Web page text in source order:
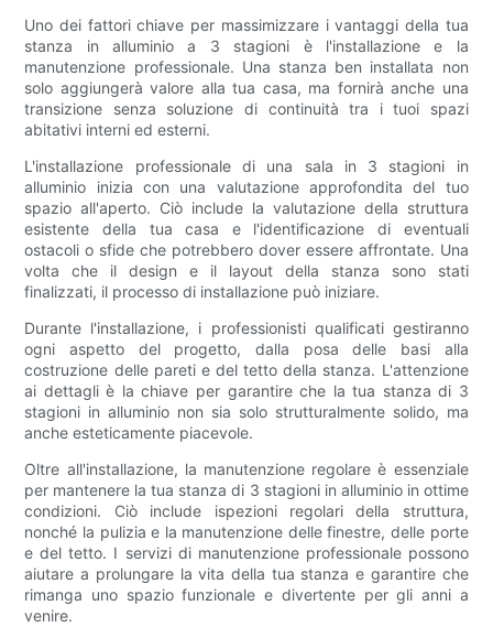
Uno dei fattori chiave per massimizzare i vantaggi della tua
stanza in alluminio a 3 stagioni è l'installazione e la
manutenzione professionale. Una stanza ben installata non
solo aggiungerà valore alla tua casa, ma fornirà anche una
transizione senza soluzione di continuità tra i tuoi spazi
abitativi interni ed esterni.
L'installazione professionale di una sala in 3 stagioni in
alluminio inizia con una valutazione approfondita del tuo
spazio all'aperto. Ciò include la valutazione della struttura
esistente della tua casa e l'identificazione di eventuali
ostacoli o sfide che potrebbero dover essere affrontate. Una
volta che il design e il layout della stanza sono stati
finalizzati, il processo di installazione può iniziare.
Durante l'installazione, i professionisti qualificati gestiranno
ogni aspetto del progetto, dalla posa delle basi alla
costruzione delle pareti e del tetto della stanza. L'attenzione
ai dettagli è la chiave per garantire che la tua stanza di 3
stagioni in alluminio non sia solo strutturalmente solido, ma
anche esteticamente piacevole.
Oltre all'installazione, la manutenzione regolare è essenziale
per mantenere la tua stanza di 3 stagioni in alluminio in ottime
condizioni. Ciò include ispezioni regolari della struttura,
nonché la pulizia e la manutenzione delle finestre, delle porte
e del tetto. I servizi di manutenzione professionale possono
aiutare a prolungare la vita della tua stanza e garantire che
rimanga uno spazio funzionale e divertente per gli anni a
venire.